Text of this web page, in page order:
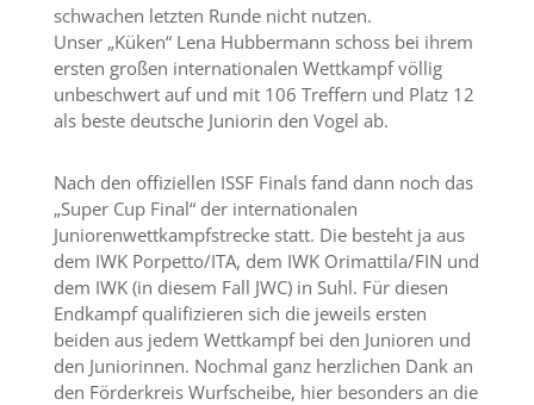
schwachen letzten Runde nicht nutzen.
Unser „Küken“ Lena Hubbermann schoss bei ihrem
ersten großen internationalen Wettkampf völlig
unbeschwert auf und mit 106 Treffern und Platz 12
als beste deutsche Juniorin den Vogel ab.
Nach den offiziellen ISSF Finals fand dann noch das
„Super Cup Final“ der internationalen
Juniorenwettkampfstrecke statt. Die besteht ja aus
dem IWK Porpetto/ITA, dem IWK Orimattila/FIN und
dem IWK (in diesem Fall JWC) in Suhl. Für diesen
Endkampf qualifizieren sich die jeweils ersten
beiden aus jedem Wettkampf bei den Junioren und
den Juniorinnen. Nochmal ganz herzlichen Dank an
den Förderkreis Wurfscheibe, hier besonders an die